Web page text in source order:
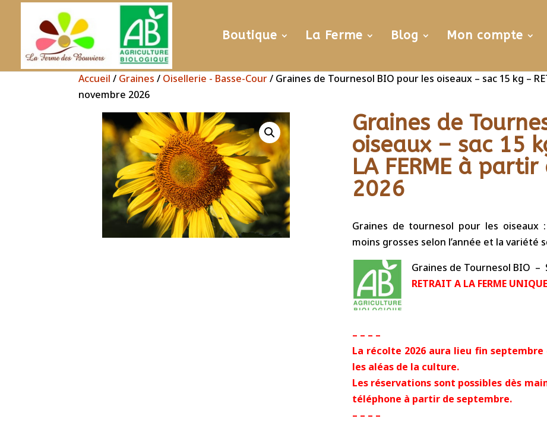
Boutique La Ferme Blog Mon compte
Accueil / Graines / Oisellerie - Basse-Cour/ Graines de Tournesol BIO pour les oiseaux – sac 15 kg –
novembre 2026
Graines de
oiseaux – sac 15
LA FERME à
2026
Graines de tournesol pour les
moins grosses selon l’année et la variété
Graines de Tournesol BIO –
RETRAIT A LA FERME
– – – –
La récolte 2026 aura lieu fin
les aléas de la culture.
Les réservations sont possibles dès
téléphone à partir de septembre.
– – – –